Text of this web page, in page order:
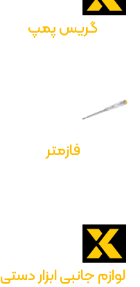
گریس پمپ
فازمتر
لوازم جانبی ابزار دستی